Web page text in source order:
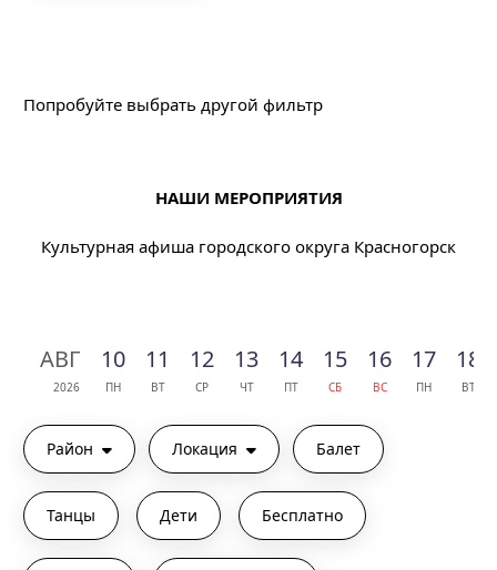
Попробуйте выбрать другой фильтр
НАШИ МЕРОПРИЯТИЯ
Культурная афиша городского округа Красногорск
АВГ
2026
10
ПН
11
ВТ
12
СР
13
ЧТ
14
ПТ
15
СБ
16
ВС
17
ПН
18
ВТ
Район Локация Балет
Танцы Дети Бесплатно